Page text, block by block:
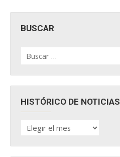
BUSCAR
por:
HISTÓRICO DE NOTICIAS
HISTÓRICO
DE